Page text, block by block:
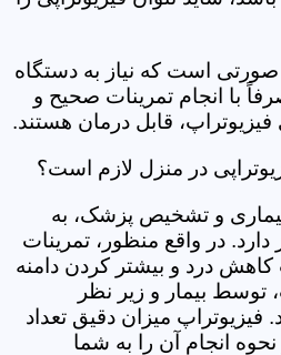
است که نیاز به دستگاه
با انجام تمرینات صحیح و
قابل درمان هستند.
در منزل لازم است؟
و تشخیص پزشک، به
دارد. در واقع منظور، تمرینات
درد و بیشتر کردن دامنه
بیمار و زیر نظر
میزان دقیق تعداد
انجام آن را به شما